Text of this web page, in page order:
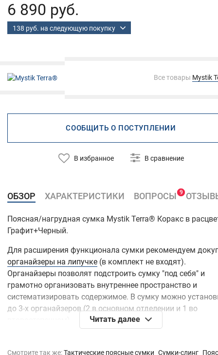
6 890 руб.
138 руб. на следующую покупку
Все товары Mystik
СООБЩИТЬ О ПОСТУПЛЕНИИ
В избранное В сравнение
ОБЗОР ХАРАКТЕРИСТИКИ ВОПРОСЫ 9
9
Поясная/нагрудная сумка Mystik Terra® Коракс в
Графит+Черный.
Для расширения функционала сумки рекомендуем
органайзеры на липучке (в комплект не входят).
Органайзеры позволят подстроить сумку "под себя" и
грамотно организовать внутреннее пространство и
систематизировать содержимое. В сумку можно
до 3-х органайзеров (2 в основном отделении и 1 во
Читать далее
Смотрите так же:Тактические поясные сумки Cумки-слинг